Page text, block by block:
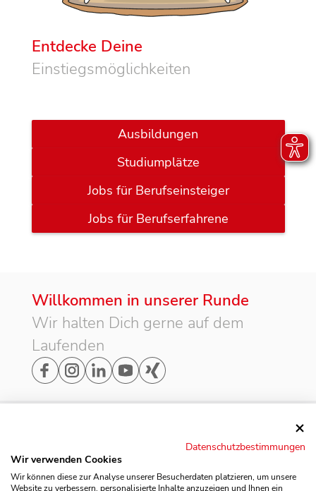
Entdecke Deine
Einstiegsmöglichkeiten
Ausbildungen
Studiumplätze
Jobs für Berufseinsteiger
Jobs für Berufserfahrene
Willkommen in unserer Runde
Wir halten Dich gerne auf dem
Laufenden
Möbel Rogg Balingen
GmbH & Co. KG
Rechtliches
Datenschutzbestimmungen
Wir verwenden Cookies
Wir können diese zur Analyse unserer Besucherdaten platzieren, um unsere
Website zu verbessern, personalisierte Inhalte anzuzeigen und Ihnen ein